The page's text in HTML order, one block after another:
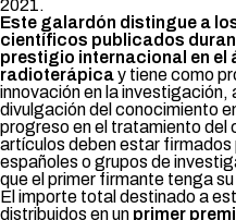
2021.
Este galardón distingue a
científicos publicados
prestigio internacional en el
radioterápicay tiene como
innovación en la
divulgación del conocimiento
progreso en el tratamiento del
artículos deben estar
españoles o grupos de
que el primer firmante tenga
El importe total destinado a
distribuidos en un primer